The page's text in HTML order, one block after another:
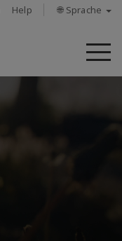
Help 🌐 Sprache